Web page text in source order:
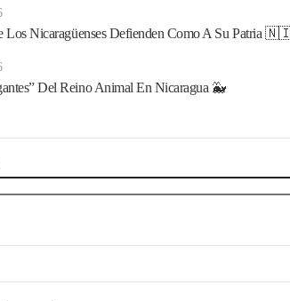
Los Nicaragüenses Defienden Como A Su Patria
Del Reino Animal En Nicaragua 🐳